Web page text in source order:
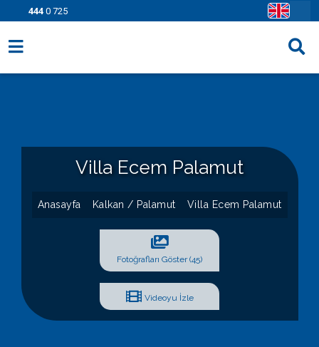
444 0 725
Fırsatlar
Bilgi Sayfaları
Blog
Villa Ecem Palamut
Anasayfa Kalkan / Palamut Villa Ecem Palamut
Fotoğrafları Göster (45)
Videoyu İzle